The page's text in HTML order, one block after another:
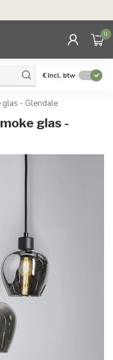
0
€Incl. btw
glas - Glendale
glas -